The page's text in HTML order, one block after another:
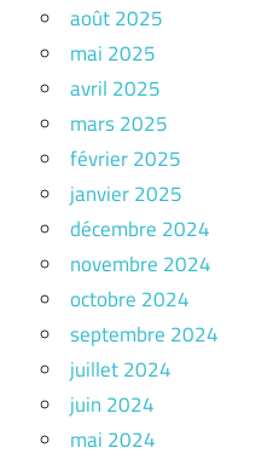
août 2025
mai 2025
avril 2025
mars 2025
février 2025
janvier 2025
décembre 2024
novembre 2024
octobre 2024
septembre 2024
juillet 2024
juin 2024
mai 2024